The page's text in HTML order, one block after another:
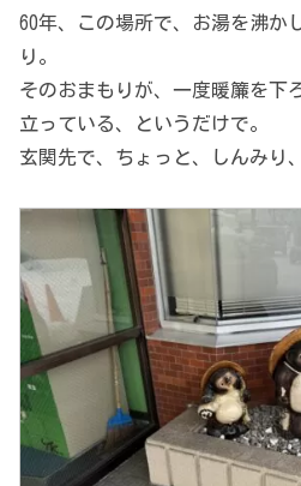
60年、この場所で、お湯を沸か
り。
そのおまもりが、一度暖簾を下
立っている、というだけで。
玄関先で、ちょっと、しんみり